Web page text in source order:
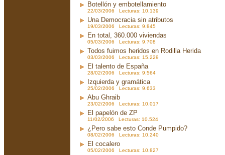
Botellón y embotellamiento
22/03/2006 Lecturas: 10.139
Una Democracia sin atributos
19/03/2006 Lecturas: 9.845
En total, 360.000 viviendas
05/03/2006 Lecturas: 9.708
Todos fuimos heridos en Rodilla Herida
03/03/2006 Lecturas: 15.229
El talento de España
28/02/2006 Lecturas: 9.564
Izquierda y gramática
25/02/2006 Lecturas: 9.633
Abu Ghraib
23/02/2006 Lecturas: 10.017
El papelón de ZP
11/02/2006 Lecturas: 10.524
¿Pero sabe esto Conde Pumpido?
08/02/2006 Lecturas: 10.240
El cocalero
05/02/2006 Lecturas: 10.827